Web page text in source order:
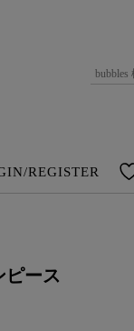
REGISTER
ピース